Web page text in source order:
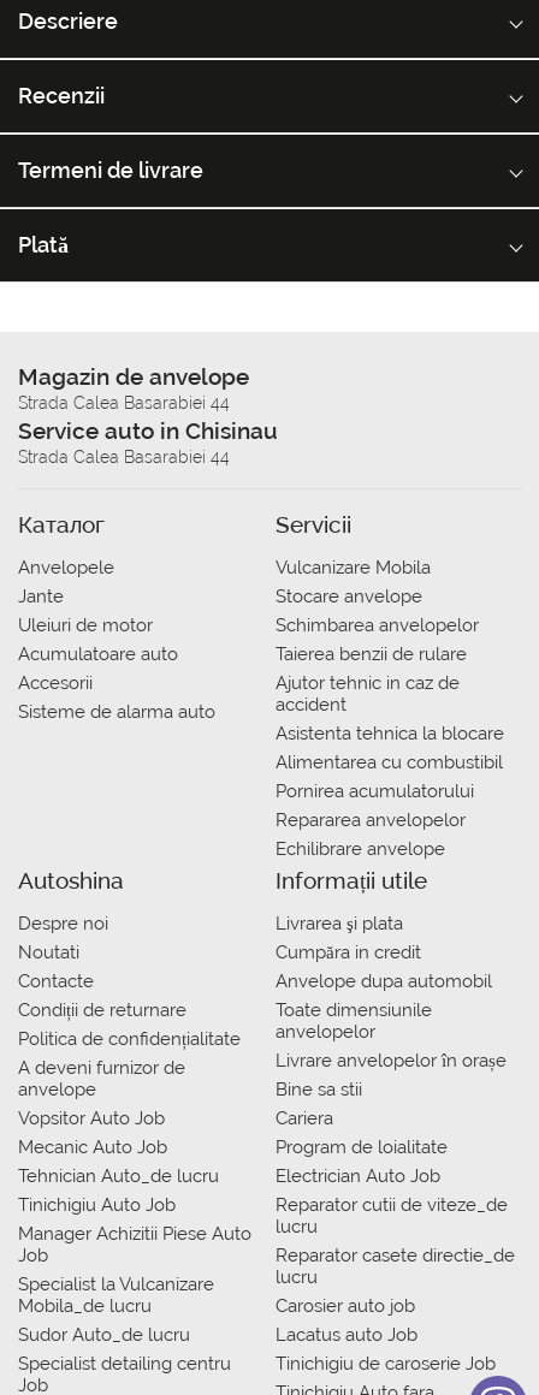
Descriere
Recenzii
Termeni de livrare
Plată
Magazin de anvelope
Strada Calea Basarabiei 44
Service auto in Chisinau
Strada Calea Basarabiei 44
Каталог
Anvelopele
Jante
Uleiuri de motor
Acumulatoare auto
Accesorii
Sisteme de alarma auto
Servicii
Vulcanizare Mobila
Stocare anvelope
Schimbarea anvelopelor
Taierea benzii de rulare
Ajutor tehnic in caz de
accident
Asistenta tehnica la blocare
Alimentarea cu combustibil
Pornirea acumulatorului
Repararea anvelopelor
Echilibrare anvelope
Autoshina
Despre noi
Noutati
Contacte
Condiții de returnare
Politica de confidențialitate
A deveni furnizor de
anvelope
Vopsitor Auto Job
Mecanic Auto Job
Tehnician Auto_de lucru
Tinichigiu Auto Job
Manager Achizitii Piese Auto
Job
Specialist la Vulcanizare
Mobila_de lucru
Sudor Auto_de lucru
Specialist detailing centru
Job
Informații utile
Livrarea şi plata
Сumpăra in credit
Anvelope dupa automobil
Toate dimensiunile
anvelopelor
Livrare anvelopelor în orașe
Bine sa stii
Cariera
Program de loialitate
Electrician Auto Job
Reparator cutii de viteze_de
lucru
Reparator casete directie_de
lucru
Carosier auto job
Lacatus auto Job
Tinichigiu de caroserie Job